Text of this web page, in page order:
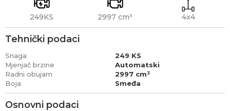
249KS 2997 cm³ 4x4
Tehnički podaci
Snaga
249 KS
Mjenjač brzine
Automatski
Radni obujam
2997 cm³
Boja
Smeđa
Osnovni podaci